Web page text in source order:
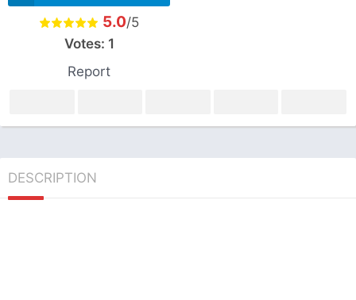
5.0/5
Votes: 1
Report
DESCRIPTION